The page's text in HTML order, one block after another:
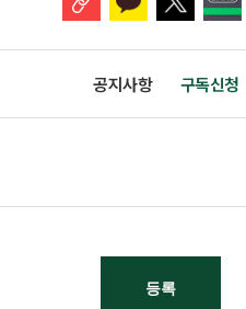
공지사항 구독신청